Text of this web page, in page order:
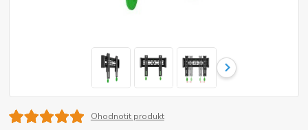
Ohodnotit produkt